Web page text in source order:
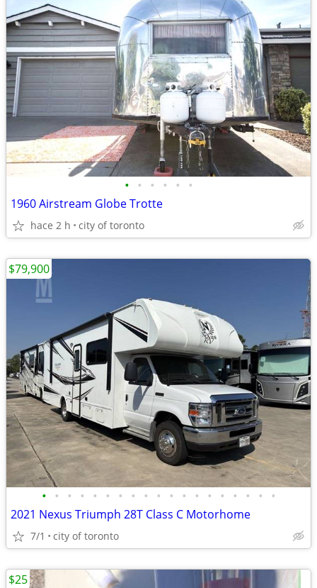
• • • • • •
1960 Airstream Globe Trotte
hace 2 h city of toronto
• • • • • • • • • • • • • • • • • • •
2021 Nexus Triumph 28T Class C Motorhome
7/1 city of toronto
$79,900
$25